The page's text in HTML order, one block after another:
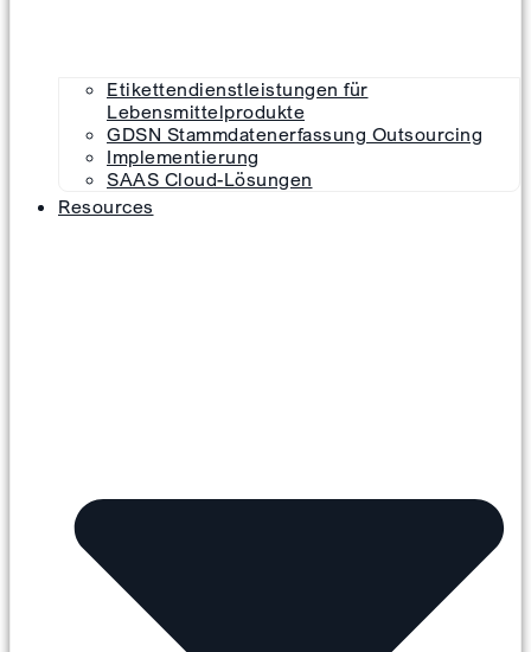
Etikettendienstleistungen für
Lebensmittelprodukte
GDSN Stammdatenerfassung Outsourcing
Implementierung
SAAS Cloud-Lösungen
Resources